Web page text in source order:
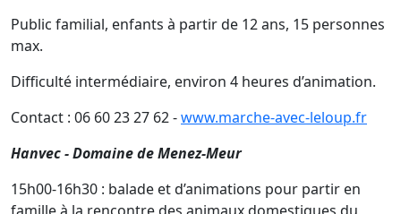
Public familial, enfants à partir de 12 ans, 15 personnes
max.
Difficulté intermédiaire, environ 4 heures d’animation.
Contact : 06 60 23 27 62 -www.marche-avec-leloup.fr
Hanvec - Domaine de Menez-Meur
15h00-16h30 : balade et d’animations pour partir en